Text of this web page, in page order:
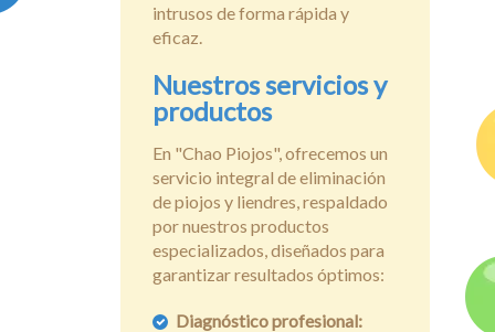
intrusos de forma rápida y
eficaz.
Nuestros servicios y
productos
En "Chao Piojos", ofrecemos un
servicio integral de eliminación
de piojos y liendres, respaldado
por nuestros productos
especializados, diseñados para
garantizar resultados óptimos:
Diagnóstico profesional: